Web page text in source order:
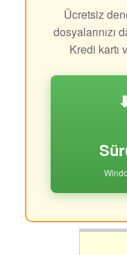
Ücretsiz
dosyalarınızı
Kredi kartı